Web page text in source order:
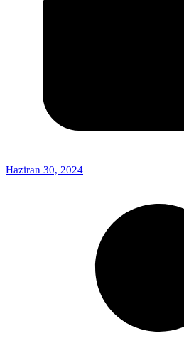
Haziran 30, 2024